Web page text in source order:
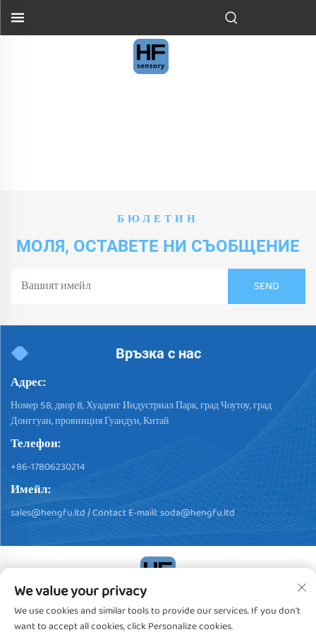
БЮЛЕТИН
МОЛЯ, ОСТАВЕТЕ НИ СЪОБЩЕНИЕ
Връзка с нас
Адрес:
Номер 58, двор 8, Хуаденг Индустриал Парк, град Чоутоу, град
Донггуан, провинция Гуандун, Китай
Телефон:
+86-17806230214
Имейл:
sales@hengfu.ltd/ Contact E-maill:soda@hengfu.ltd
Авторски права © 2024, Dongguan Hengfu Plastic Products Co.,
Ltd. Всички права запазениПолитика за поверителност
We value your privacy
We use cookies and similar tools to provide our services. If you don't
want to accept all cookies, click Personalize cookies.